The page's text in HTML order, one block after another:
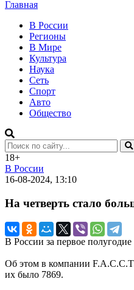
Главная
В России
Регионы
В Мире
Культура
Наука
Сеть
Спорт
Авто
Общество
18+
В России
16-08-2024, 13:10
На четверть стало
В России за первое
Об этом в компании
их было 7869.